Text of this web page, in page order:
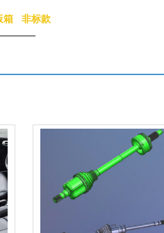
箱 非标款